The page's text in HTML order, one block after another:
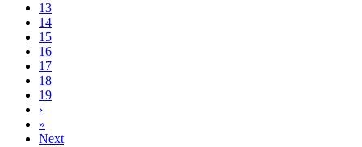
13
14
15
16
17
18
19
›
»
Next